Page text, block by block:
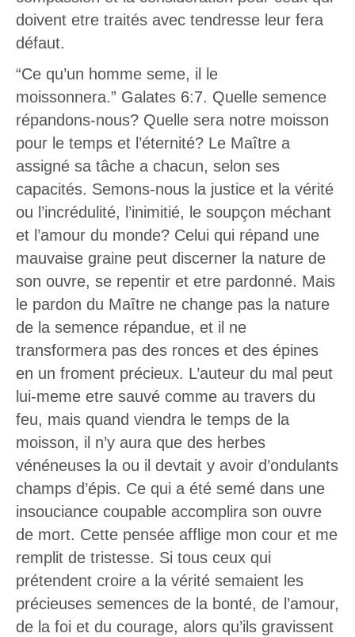
doivent etre traités avec tendresse leur fera
défaut.
“Ce qu’un homme seme, il le
moissonnera.” Galates 6:7. Quelle semence
répandons-nous? Quelle sera notre moisson
pour le temps et l’éternité? Le Maître a
assigné sa tâche a chacun, selon ses
capacités. Semons-nous la justice et la vérité
ou l’incrédulité, l’inimitié, le soupçon méchant
et l’amour du monde? Celui qui répand une
mauvaise graine peut discerner la nature de
son ouvre, se repentir et etre pardonné. Mais
le pardon du Maître ne change pas la nature
de la semence répandue, et il ne
transformera pas des ronces et des épines
en un froment précieux. L’auteur du mal peut
lui-meme etre sauvé comme au travers du
feu, mais quand viendra le temps de la
moisson, il n’y aura que des herbes
vénéneuses la ou il devtait y avoir d’ondulants
champs d’épis. Ce qui a été semé dans une
insouciance coupable accomplira son ouvre
de mort. Cette pensée afflige mon cour et me
remplit de tristesse. Si tous ceux qui
prétendent croire a la vérité semaient les
précieuses semences de la bonté, de l’amour,
de la foi et du courage, alors qu’ils gravissent